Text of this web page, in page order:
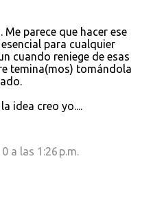
parece que hacer ese
para cualquier
cuando reniege de esas
temina(mos) tomándola
idea creo yo....
a las 1:26 p.m.